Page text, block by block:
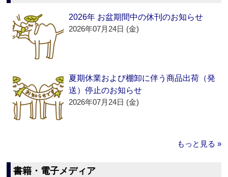
2026年 お盆期間中の休刊のお知らせ
2026年07月24日 (金)
夏期休業および棚卸に伴う商品出荷（発
送）停止のお知らせ
2026年07月24日 (金)
もっと見る »
書籍・電子メディア